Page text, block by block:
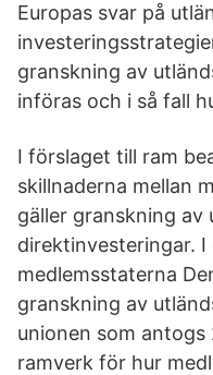
Europas svar på
granskning av
införas och i så fall
I förslaget till ram
skillnaderna mellan
gäller granskning av
direktinvesteringar.
medlemsstaterna
granskning av
unionen som
ramverk för hur